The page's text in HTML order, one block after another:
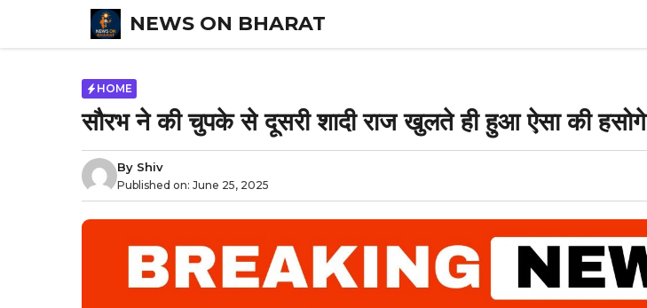
content
NEWS ON BHARAT
HOME
सौरभ ने की चुपके से दूसरी शादी राज खुलते ही हुआ ऐसा की हसोगे
By Shiv
Published on: June 25, 2025